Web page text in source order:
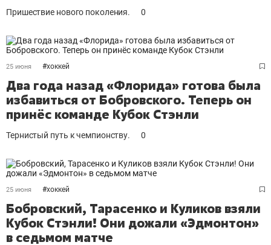
Пришествие нового поколения. 0
25 июня #хоккей
Два года назад «Флорида» готова была
избавиться от Бобровского. Теперь он
принёс команде Кубок Стэнли
Тернистый путь к чемпионству. 0
25 июня #хоккей
Бобровский, Тарасенко и Куликов взяли
Кубок Стэнли! Они дожали «Эдмонтон»
в седьмом матче